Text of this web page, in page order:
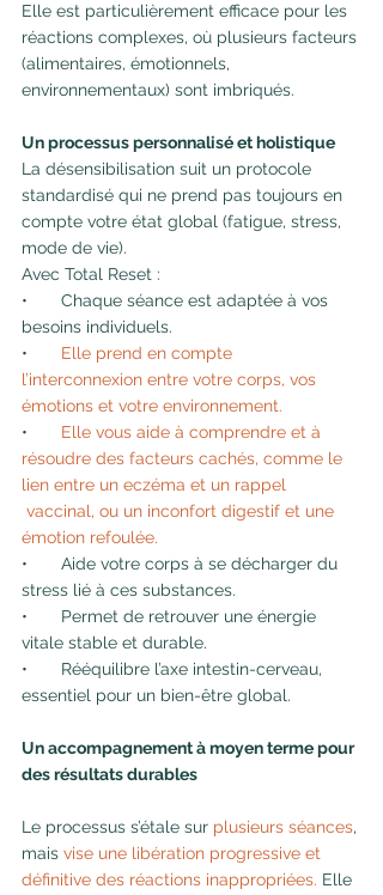
Elle est particulièrement efficace pour les
réactions complexes, où plusieurs facteurs
(alimentaires, émotionnels,
environnementaux) sont imbriqués.
Un processus personnalisé et holistique
La désensibilisation suit un protocole
standardisé qui ne prend pas toujours en
compte votre état global (fatigue, stress,
mode de vie).
Avec Total Reset :
•       Chaque séance est adaptée à vos
besoins individuels.
• Elle prend en compte
l’interconnexion entre votre corps, vos
émotions et votre environnement.
• Elle vous aide à comprendre et à
résoudre des facteurs cachés, comme le
lien entre un eczéma et un rappel
vaccinal, ou un inconfort digestif et une
émotion refoulée.
•       Aide votre corps à se décharger du
stress lié à ces substances.
•       Permet de retrouver une énergie
vitale stable et durable.
•       Rééquilibre l’axe intestin-cerveau,
essentiel pour un bien-être global.
Un accompagnement à moyen terme pour
des résultats durables
Le processus s’étale sur plusieurs séances,
mais vise une libération progressive et
définitive des réactions inappropriées. Elle